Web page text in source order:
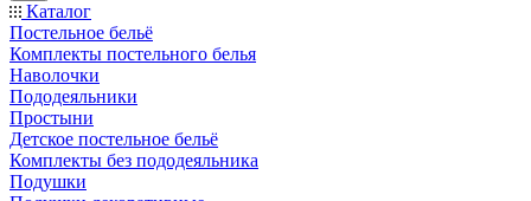
Каталог
Постельное бельё
Комплекты постельного белья
Наволочки
Пододеяльники
Простыни
Детское постельное бельё
Комплекты без пододеяльника
Подушки